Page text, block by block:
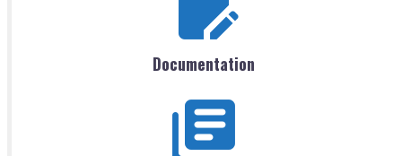
Documentation